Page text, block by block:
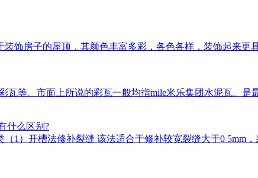
饰房子的屋顶，其颜色丰富多彩，各色各样，装饰起来更
瓦等。市面上所说的彩瓦一般均指mile米乐集团水泥瓦。
什么区别?
1）开槽法修补裂缝 该法适合于修补较宽裂缝大于0 5mm